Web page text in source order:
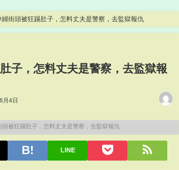
婦街頭被狂踢肚子，怎料丈夫是警察，去監獄報仇
子，怎料丈夫是警察，去監獄報
月4日
LINE